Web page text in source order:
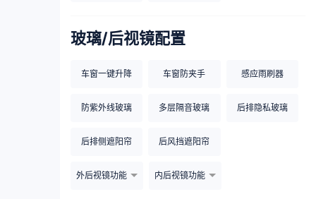
玻璃/后视镜配置
车窗一键升降 车窗防夹手 感应雨刷器
防紫外线玻璃 多层隔音玻璃 后排隐私玻璃
后排侧遮阳帘 后风挡遮阳帘
外后视镜功能 内后视镜功能